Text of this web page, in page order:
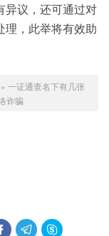
异议，还可通过对
理，此举将有效助
» 一证通查名下有几张
诈骗
 